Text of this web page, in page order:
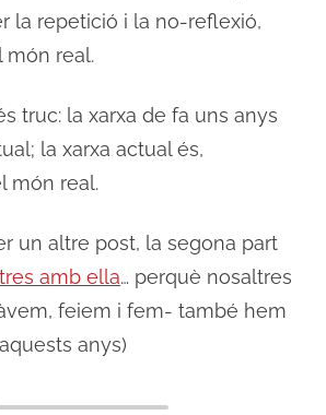
la repetició i la no-reflexió,
real.
truc: la xarxa de fa uns anys
la xarxa actual és,
món real.
un altre post, la segona part
amb ella… perquè nosaltres
feiem i fem- també hem
anys)